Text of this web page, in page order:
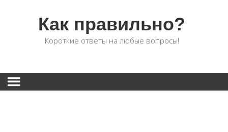
Как правильно?
Короткие ответы на любые вопросы!